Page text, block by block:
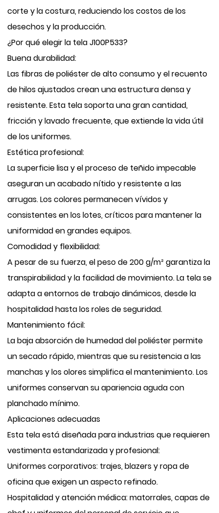
corte y la costura, reduciendo los costos de los
desechos y la producción.
¿Por qué elegir la tela J100P533?
Buena durabilidad:
Las fibras de poliéster de alto consumo y el recuento
de hilos ajustados crean una estructura densa y
resistente. Esta tela soporta una gran cantidad,
fricción y lavado frecuente, que extiende la vida útil
de los uniformes.
Estética profesional:
La superficie lisa y el proceso de teñido impecable
aseguran un acabado nítido y resistente a las
arrugas. Los colores permanecen vívidos y
consistentes en los lotes, críticos para mantener la
uniformidad en grandes equipos.
Comodidad y flexibilidad:
A pesar de su fuerza, el peso de 200 g/m² garantiza la
transpirabilidad y la facilidad de movimiento. La tela se
adapta a entornos de trabajo dinámicos, desde la
hospitalidad hasta los roles de seguridad.
Mantenimiento fácil:
La baja absorción de humedad del poliéster permite
un secado rápido, mientras que su resistencia a las
manchas y los olores simplifica el mantenimiento. Los
uniformes conservan su apariencia aguda con
planchado mínimo.
Aplicaciones adecuadas
Esta tela está diseñada para industrias que requieren
vestimenta estandarizada y profesional:
Uniformes corporativos: trajes, blazers y ropa de
oficina que exigen un aspecto refinado.
Hospitalidad y atención médica: matorrales, capas de